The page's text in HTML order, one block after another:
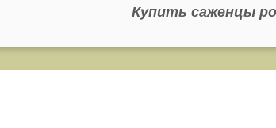
Купить саженцы